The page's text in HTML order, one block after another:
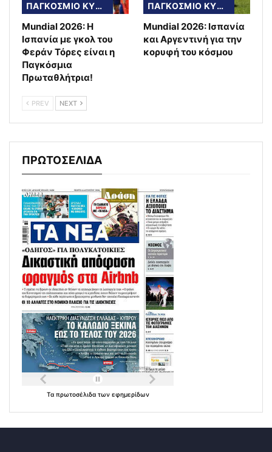
ΠΑΓΚΟΣΜΙΟ ΚΥΠΕΛΛΟ
Mundial 2026: Η
Ισπανία με γκολ του
Φεράν Τόρες είναι η
Παγκόσμια
Πρωταθλήτρια!
ΠΑΓΚΟΣΜΙΟ ΚΥΠΕΛΛΟ
Mundial 2026: Ισπανία
και Αργεντινή για την
κορυφή του κόσμου
PREV NEXT
ΠΡΩΤΟΣΕΛΙΔΑ
Τα πρωτοσέλιδα των εφημερίδων